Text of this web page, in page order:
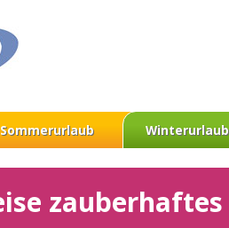
Sommerurlaub Winterurlaub